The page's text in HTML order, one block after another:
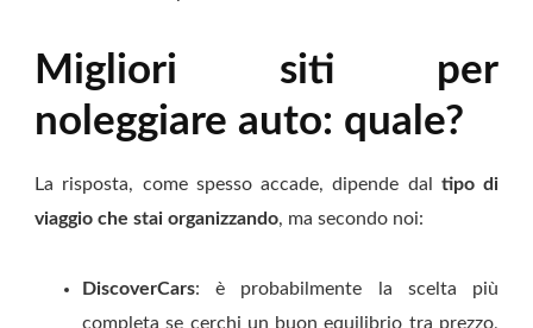
Migliori siti per
noleggiare auto: quale?
La risposta, come spesso accade, dipende dal tipo di
viaggio che stai organizzando, ma secondo noi:
DiscoverCars: è probabilmente la scelta più
completa se cerchi un buon equilibrio tra prezzo,